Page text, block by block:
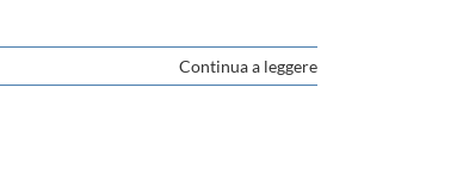
Continua a leggere